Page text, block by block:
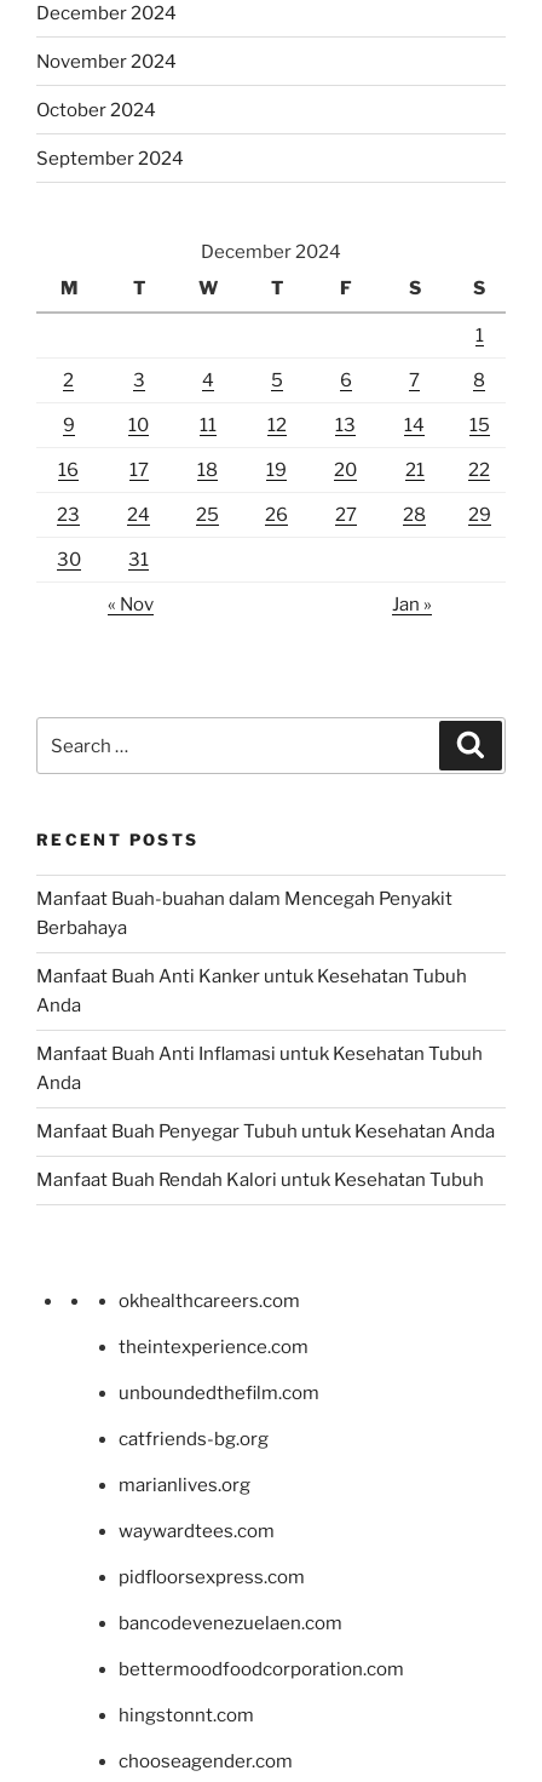
December 2024
November 2024
October 2024
September 2024
December 2024
M
T W T F S S
1
2 3 4 5 6 7 8
9 10 11 12 13 14 15
16 17 18 19 20 21 22
23 24 25 26 27 28 29
30 31
« Nov Jan »
for:
RECENT POSTS
Manfaat Buah-buahan dalam Mencegah Penyakit
Berbahaya
Manfaat Buah Anti Kanker untuk Kesehatan Tubuh
Anda
Manfaat Buah Anti Inflamasi untuk Kesehatan Tubuh
Anda
Manfaat Buah Penyegar Tubuh untuk Kesehatan Anda
Manfaat Buah Rendah Kalori untuk Kesehatan Tubuh
okhealthcareers.com
theintexperience.com
unboundedthefilm.com
catfriends-bg.org
marianlives.org
waywardtees.com
pidfloorsexpress.com
bancodevenezuelaen.com
bettermoodfoodcorporation.com
hingstonnt.com
chooseagender.com